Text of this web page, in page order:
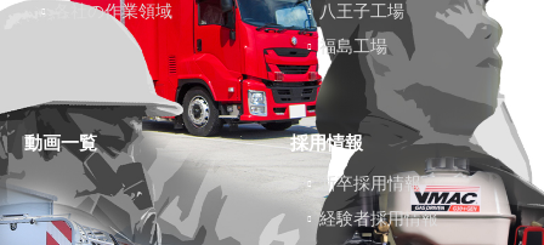
各社の作業領域
八王子工場
福島工場
動画一覧 採用情報
新卒採用情報
経験者採用情報